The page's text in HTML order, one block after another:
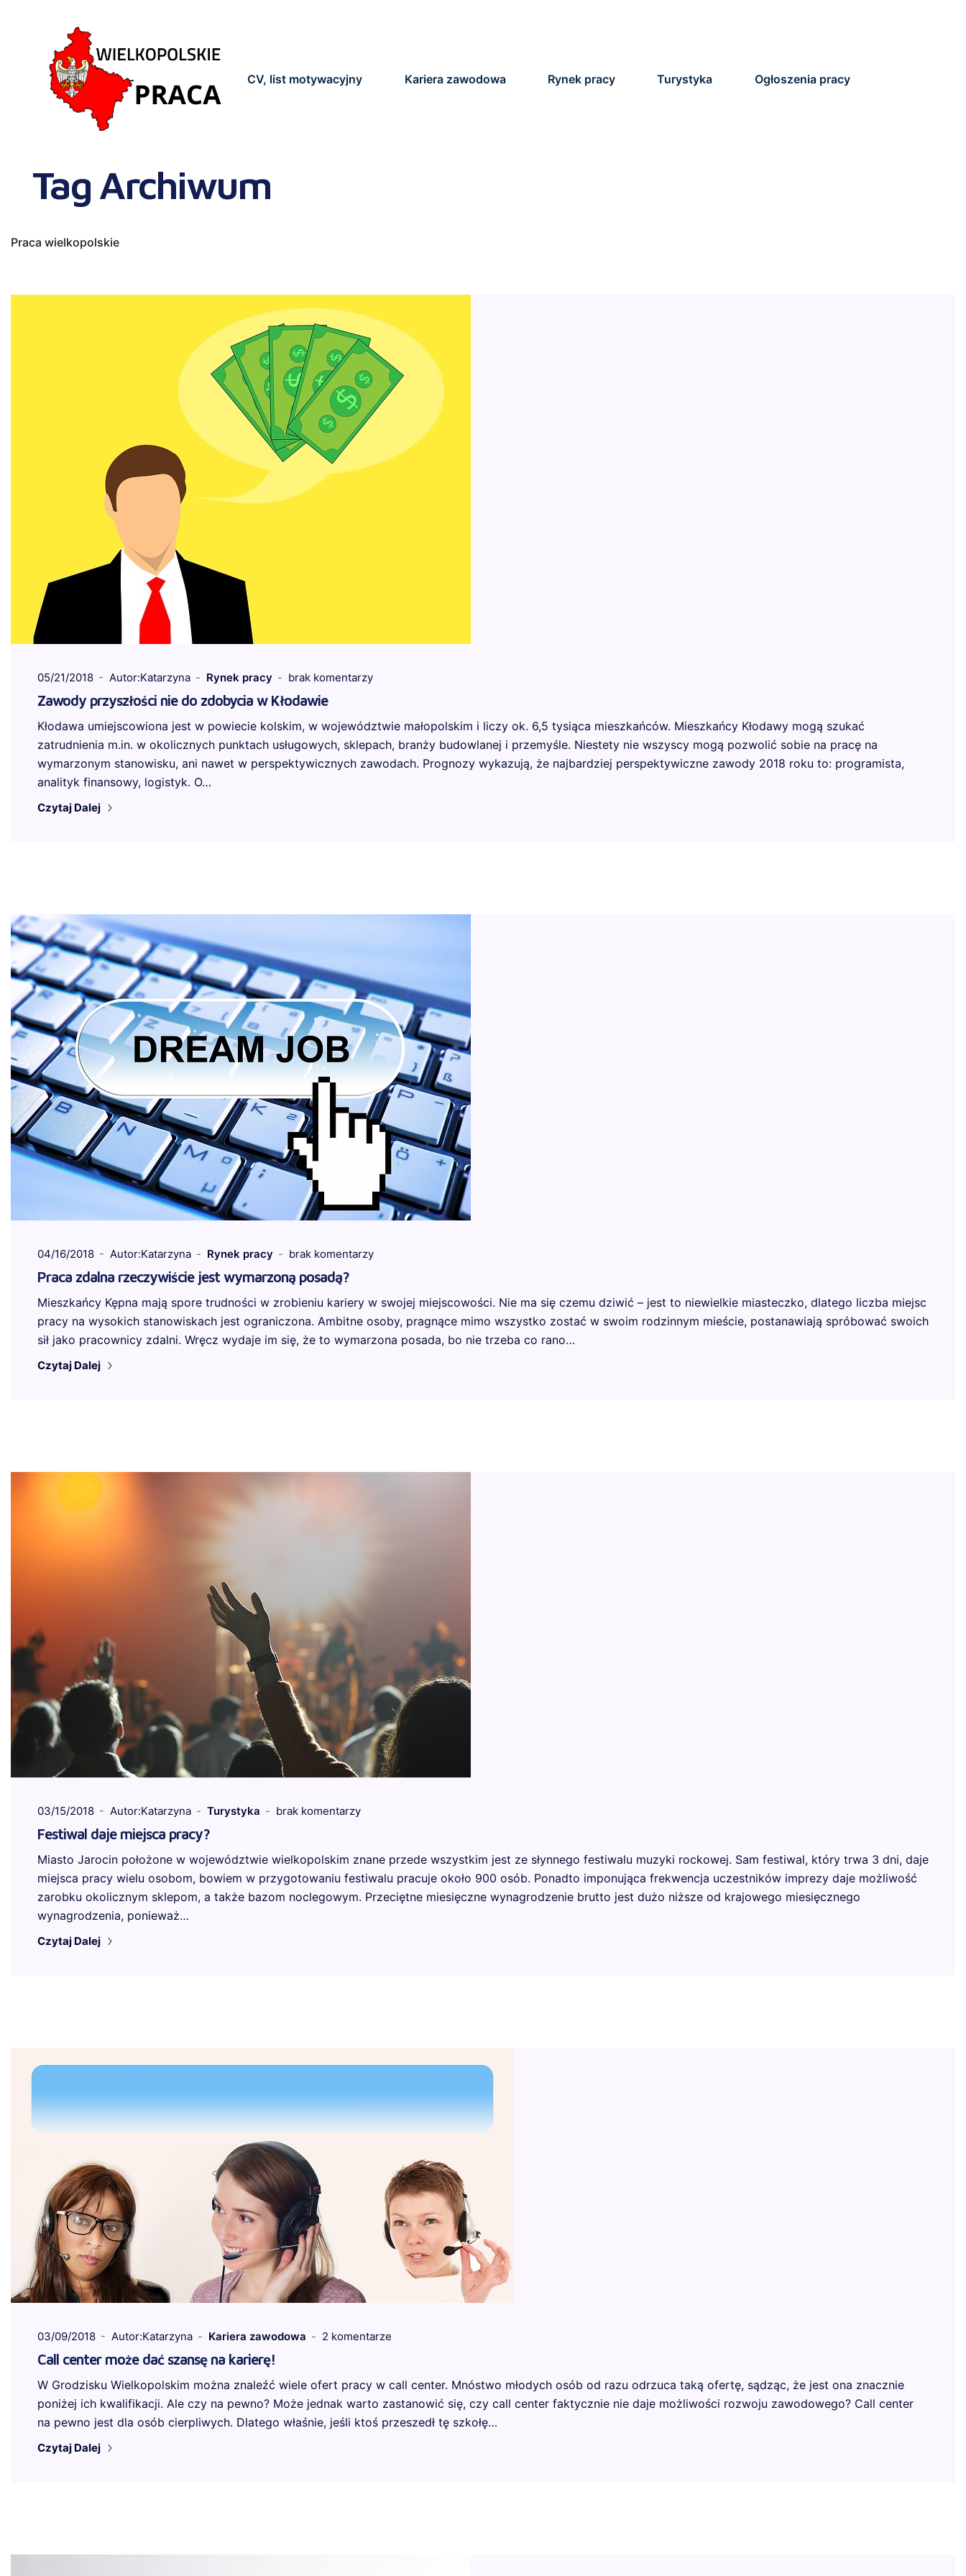
CV, list motywacyjny Kariera zawodowa Rynek pracy Turystyka Ogłoszenia pracy
Tag Archiwum
Praca wielkopolskie
05/21/2018 Autor:Katarzyna Rynek pracy brak komentarzy
Zawody przyszłości nie do zdobycia w Kłodawie
Kłodawa umiejscowiona jest w powiecie kolskim, w województwie małopolskim i liczy ok. 6,5 tysiąca mieszkańców. Mieszkańcy Kłodawy mogą szukać
zatrudnienia m.in. w okolicznych punktach usługowych, sklepach, branży budowlanej i przemyśle. Niestety nie wszyscy mogą pozwolić sobie na pracę na
wymarzonym stanowisku, ani nawet w perspektywicznych zawodach. Prognozy wykazują, że najbardziej perspektywiczne zawody 2018 roku to: programista,
analityk finansowy, logistyk. O…
Czytaj Dalej
04/16/2018 Autor:Katarzyna Rynek pracy brak komentarzy
Praca zdalna rzeczywiście jest wymarzoną posadą?
Mieszkańcy Kępna mają spore trudności w zrobieniu kariery w swojej miejscowości. Nie ma się czemu dziwić – jest to niewielkie miasteczko, dlatego liczba miejsc
pracy na wysokich stanowiskach jest ograniczona. Ambitne osoby, pragnące mimo wszystko zostać w swoim rodzinnym mieście, postanawiają spróbować swoich
sił jako pracownicy zdalni. Wręcz wydaje im się, że to wymarzona posada, bo nie trzeba co rano…
Czytaj Dalej
03/15/2018 Autor:Katarzyna Turystyka brak komentarzy
Festiwal daje miejsca pracy?
Miasto Jarocin położone w województwie wielkopolskim znane przede wszystkim jest ze słynnego festiwalu muzyki rockowej. Sam festiwal, który trwa 3 dni, daje
miejsca pracy wielu osobom, bowiem w przygotowaniu festiwalu pracuje około 900 osób. Ponadto imponująca frekwencja uczestników imprezy daje możliwość
zarobku okolicznym sklepom, a także bazom noclegowym. Przeciętne miesięczne wynagrodzenie brutto jest dużo niższe od krajowego miesięcznego
wynagrodzenia, ponieważ…
Czytaj Dalej
03/09/2018 Autor:Katarzyna Kariera zawodowa 2 komentarze
Call center może dać szansę na karierę!
W Grodzisku Wielkopolskim można znaleźć wiele ofert pracy w call center. Mnóstwo młodych osób od razu odrzuca taką ofertę, sądząc, że jest ona znacznie
poniżej ich kwalifikacji. Ale czy na pewno? Może jednak warto zastanowić się, czy call center faktycznie nie daje możliwości rozwoju zawodowego? Call center
na pewno jest dla osób cierpliwych. Dlatego właśnie, jeśli ktoś przeszedł tę szkołę…
Czytaj Dalej